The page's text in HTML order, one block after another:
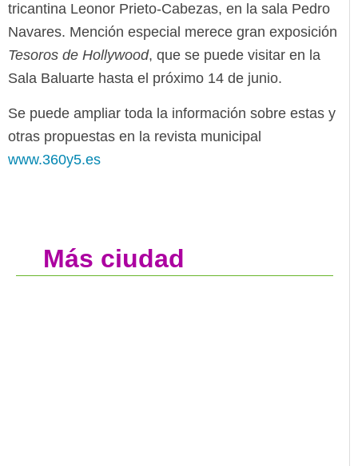
tricantina Leonor Prieto-Cabezas, en la sala Pedro
Navares. Mención especial merece gran exposición
Tesoros de Hollywood, que se puede visitar en la
Sala Baluarte hasta el próximo 14 de junio.
Se puede ampliar toda la información sobre estas y
otras propuestas en la revista municipal
www.360y5.es
Más ciudad